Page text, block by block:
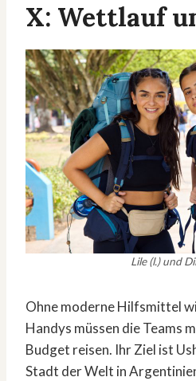
X: Wettlauf
Lile (l.) und
Ohne moderne Hilfsmittel
Handys müssen die Teams
Budget reisen. Ihr Ziel ist
Stadt der Welt in